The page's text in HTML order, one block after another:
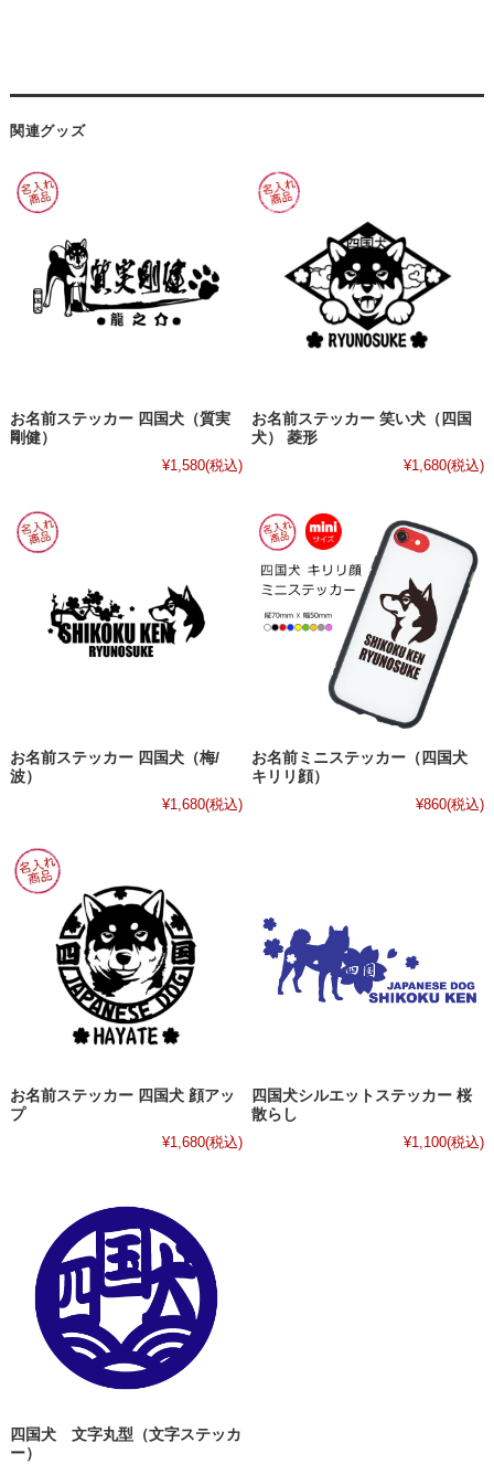
関連グッズ
お名前ステッカー 四国犬（質実
剛健）
¥1,580(税込)
お名前ステッカー 笑い犬（四国
犬） 菱形
¥1,680(税込)
お名前ステッカー 四国犬（梅/
波）
¥1,680(税込)
お名前ミニステッカー（四国犬
キリリ顔）
¥860(税込)
お名前ステッカー 四国犬 顔アッ
プ
¥1,680(税込)
四国犬シルエットステッカー 桜
散らし
¥1,100(税込)
四国犬 文字丸型（文字ステッカ
ー）